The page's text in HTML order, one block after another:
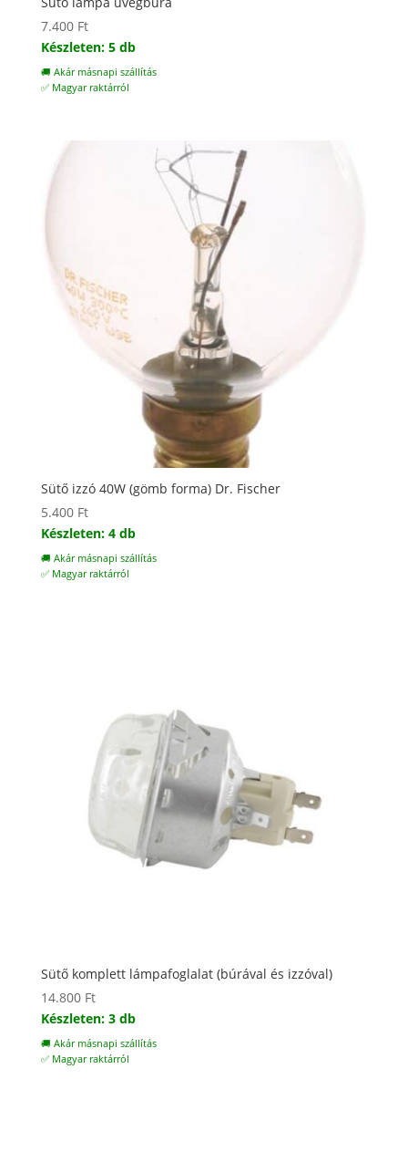
7.400 Ft
Készleten: 5 db
🚚 Akár másnapi szállítás
✅ Magyar raktárról
Sütő izzó 40W (gömb forma) Dr. Fischer
5.400 Ft
Készleten: 4 db
🚚 Akár másnapi szállítás
✅ Magyar raktárról
Sütő komplett lámpafoglalat (búrával és izzóval)
14.800 Ft
Készleten: 3 db
🚚 Akár másnapi szállítás
✅ Magyar raktárról